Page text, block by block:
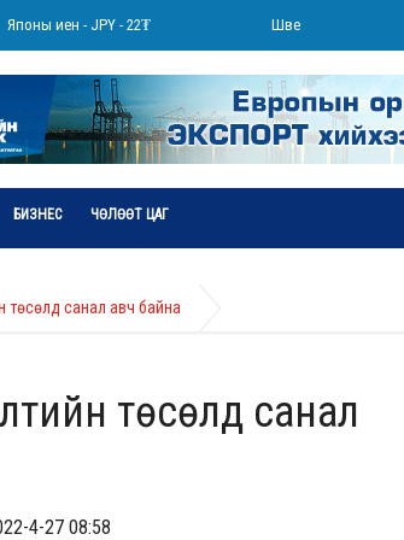
иен - JPY - 22₮ Швейцарийн франк -
БИЗНЕС ЧӨЛӨӨТ ЦАГ
санал авч байна
төсөлд санал
4-27 08:58